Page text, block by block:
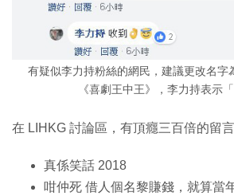
有疑似李力持粉絲的網民，建議更改名字
《喜劇王中王》，李力持表示「
在 LIHKG 討論區，有頂癮三百倍的留
真係笑話 2018
咁仲死 借人個名黎賺錢，就算當